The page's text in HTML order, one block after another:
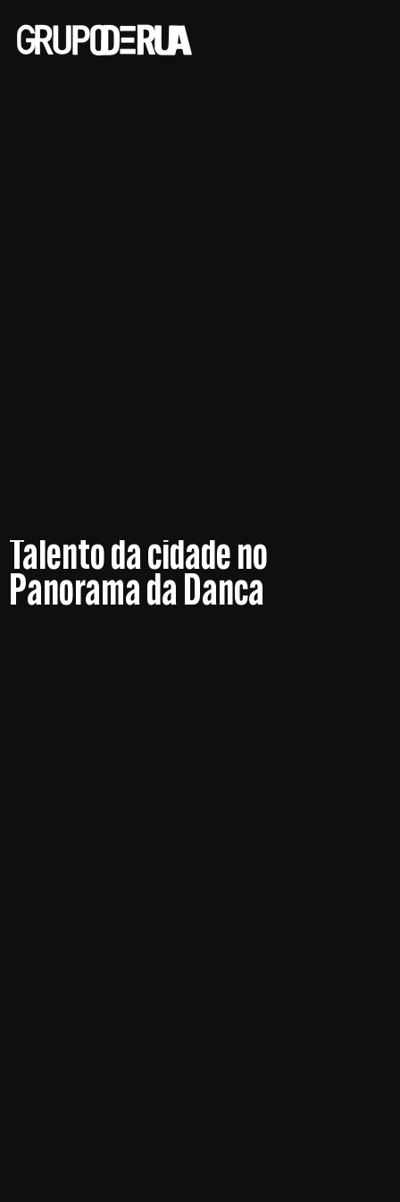
Talento da cidade no
Panorama da Danca